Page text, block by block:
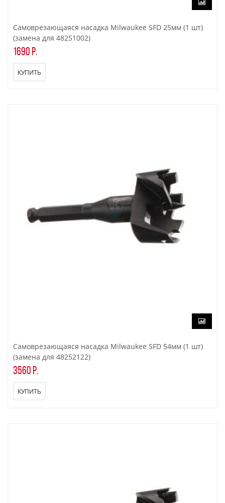
Самоврезающаяся насадка Milwaukee SFD 25мм (1 шт)
(замена для 48251002)
1690 р.
КУПИТЬ
Самоврезающаяся насадка Milwaukee SFD 54мм (1 шт)
(замена для 48252122)
3560 р.
КУПИТЬ